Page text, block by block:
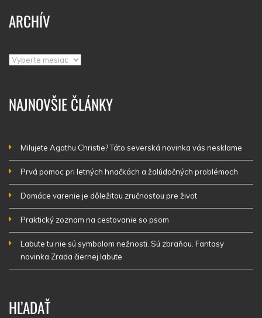
ARCHÍV
Archív
NAJNOVŠIE ČLÁNKY
Milujete Agathu Christie? Táto severská novinka vás nesklame
Prvá pomoc pri letných hnačkách a žalúdočných problémoch
Domáce varenie je dôležitou zručnosťou pre život
Praktický zoznam na cestovanie so psom
Labute tu nie sú symbolom nežnosti. Sú zbraňou. Fantasy
novinka Zrada čiernej labute
HĽADAŤ